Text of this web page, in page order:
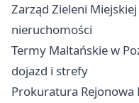
Zarząd Zieleni
nieruchomości
Termy Maltańskie w
dojazd i strefy
Prokuratura Rejonowa